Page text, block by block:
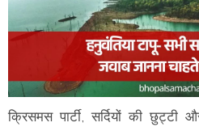
क्रिसमस पार्टी, सर्दियों की छुट्टी